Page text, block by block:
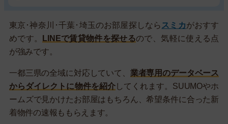
東京･神奈川･千葉･埼玉のお部屋探しなら スミカがおすす
めです。
LINEで賃貸物件を探せるので、気軽に使える点
が強みです。
一都三県の全域に対応していて、 業者専用のデータベース
からダイレクトに物件を紹介してくれます。SUUMOやホ
ームズで見かけたお部屋はもちろん、希望条件に合った新
着物件の速報ももらえます。